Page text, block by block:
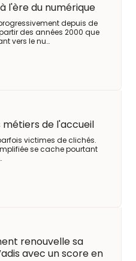
l'ère du numérique
depuis de
des années 2000 que
vers le nu…
métiers de l'accueil
victimes de clichés.
se cache pourtant
renouvelle sa
avec un score en